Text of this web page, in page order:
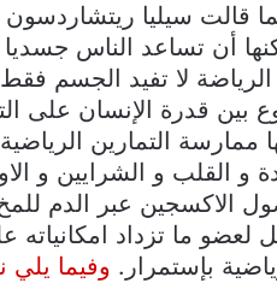
قالت سيليا
أن تساعد الناس جسديا
لا تفيد الجسم
بين قدرة الإنسان على
ممارسة التمارين
و القلب و الشرايين و
الاكسجين عبر الدم
لعضو ما تزداد امكانياته
بإستمرار. وفيما يلي